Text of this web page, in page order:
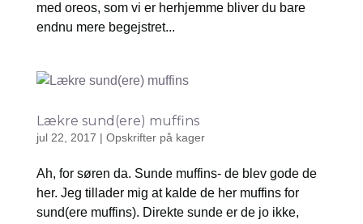
med oreos, som vi er herhjemme bliver du bare
endnu mere begejstret...
Lækre sund(ere) muffins
jul 22, 2017 | Opskrifter på kager
Ah, for søren da. Sunde muffins- de blev gode de
her. Jeg tillader mig at kalde de her muffins for
sund(ere muffins). Direkte sunde er de jo ikke,